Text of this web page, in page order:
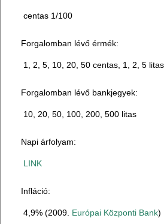
centas 1/100
Forgalomban lévő érmék:
1, 2, 5, 10, 20, 50 centas, 1, 2, 5 litas
Forgalomban lévő bankjegyek:
10, 20, 50, 100, 200, 500 litas
Napi árfolyam:
LINK
Infláció:
4,9% (2009. Európai Központi Bank)